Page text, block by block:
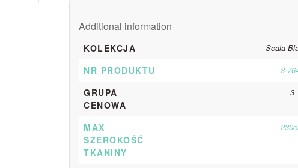
Additional information
KOLEKCJA Scala
NR PRODUKTU 3-
GRUPA
CENOWA
3
MAX
SZEROKOŚĆ
TKANINY